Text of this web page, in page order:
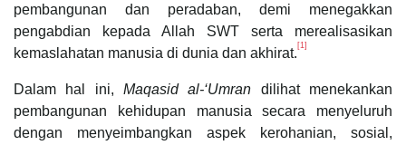
pembangunan dan peradaban, demi menegakkan
pengabdian kepada Allah SWT serta merealisasikan
kemaslahatan manusia di dunia dan akhirat. [1]
Dalam hal ini, Maqasid al-‘Umran dilihat menekankan
pembangunan kehidupan manusia secara menyeluruh
dengan menyeimbangkan aspek kerohanian, sosial,